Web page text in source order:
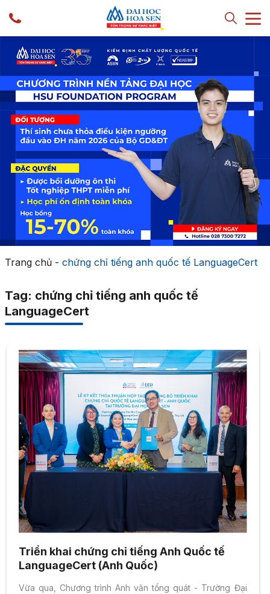
Trang chủ- chứng chỉ tiếng anh quốc tế LanguageCert
Tag: chứng chỉ tiếng anh quốc tế
LanguageCert
Triển khai chứng chỉ tiếng Anh Quốc tế
LanguageCert (Anh Quốc)
Vừa qua, Chương trình Anh văn tổng quát - Trường Đại